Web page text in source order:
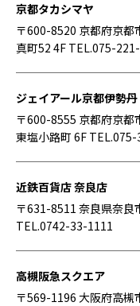
京都タカシマヤ
〒600-8520 京都府京都
真町52 4F TEL.075-
ジェイアール京都伊勢丹
〒600-8555 京都府京都
東塩小路町 6F
近鉄百貨店 奈良店
〒631-8511 奈良県奈
TEL.0742-33-1111
高槻阪急スクエア
〒569-1196 大阪府高槻